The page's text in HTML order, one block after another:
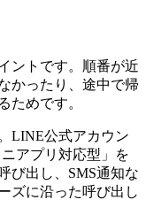
ントです。順番が近
かったり、途中で帰
ためです。
LINE公式アカウン
アプリ対応型」を
び出し、SMS通知な
ズに沿った呼び出し